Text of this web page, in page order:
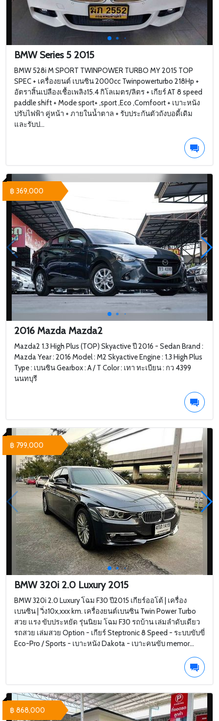
BMW Series 5 2015
BMW 528i M SPORT TWINPOWER TURBO MY 2015 TOP
SPEC + เครื่องยนต์ เบนซิน 2000cc Twinpowerturbo 218Hp +
อัตราสิ้นเปลืองเชื้อเพลิง15.4 กิโลเมตร/ลิตร + เกียร์ AT 8 speed
paddle shift + Mode sport+ ,sport ,Eco ,Comfoort + เบาะหนัง
ปรับไฟฟ้า คู่หน้า + ภายในน้ำตาล + รับประกันตัวถังบอดี้เดิม
และรับป...
2016 Mazda Mazda2
Mazda2 1.3 High Plus (TOP) Skyactive ปี 2016 - Sedan Brand :
Mazda Year : 2016 Model : M2 Skyactive Engine : 1.3 High Plus
Type : เบนซิน Gearbox : A / T Color : เทา ทะเบียน : กว 4399
นนทบุรี
฿ 369,000
BMW 320i 2.0 Luxury 2015
BMW 320i 2.0 Luxury โฉม F30 ปี2015 เกียร์ออโต้ | เครื่อง
เบนซิน | วิ่ง10x,xxx km. เครื่องยนต์เบนซิน Twin Power Turbo
สวย แรง ขับประหยัด รุ่นนิยม โฉม F30 รถบ้าน เล่มลำดับเดียว
รถสวย เล่มสวย Option - เกียร์ Steptronic 8 Speed - ระบบขับขี่
Eco-Pro / Sports - เบาะหนัง Dakota - เบาะคนขับ memor...
฿ 799,000
฿ 868,000